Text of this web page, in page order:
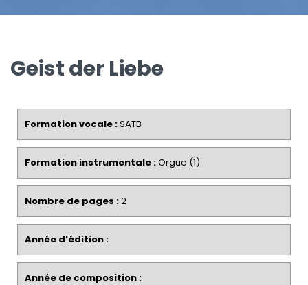
Geist der Liebe
Formation vocale :SATB
Formation instrumentale :Orgue (1)
Nombre de pages :2
Année d'édition :
Année de composition :